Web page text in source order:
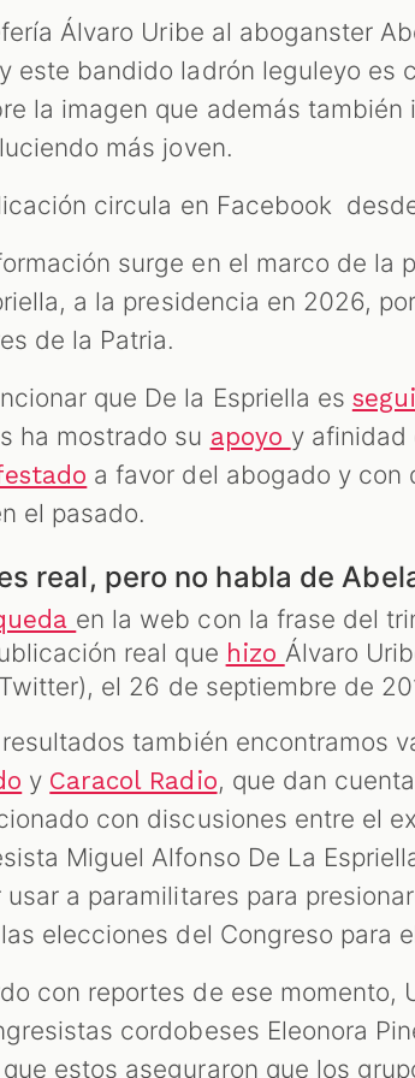
Álvaro Uribe al aboganster
este bandido ladrón leguleyo es
la imagen que además también
más joven.
circula en Facebook
surge en el marco de la
a la presidencia en 2026,
de la Patria.
que De la Espriella es
ha mostrado su apoyo y afinidad
a favor del abogado y con
el pasado.
real, pero no habla de
en la web con la frase del
real que hizo Álvaro
el 26 de septiembre de
resultados también encontramos
y Caracol Radio, que dan
con discusiones entre el
Miguel Alfonso De La
usar a paramilitares para
elecciones del Congreso para
con reportes de ese momento,
cordobeses Eleonora
estos aseguraron que los